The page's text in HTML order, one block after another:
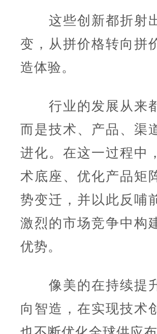
这些创新都折射出
变，从拼价格转向拼
造体验。
行业的发展从来都
而是技术、产品、渠
进化。在这一过程中
术底座、优化产品矩
势变迁，并以此反哺
激烈的市场竞争中构
优势。
像美的在持续提升
向智造，在实现技术